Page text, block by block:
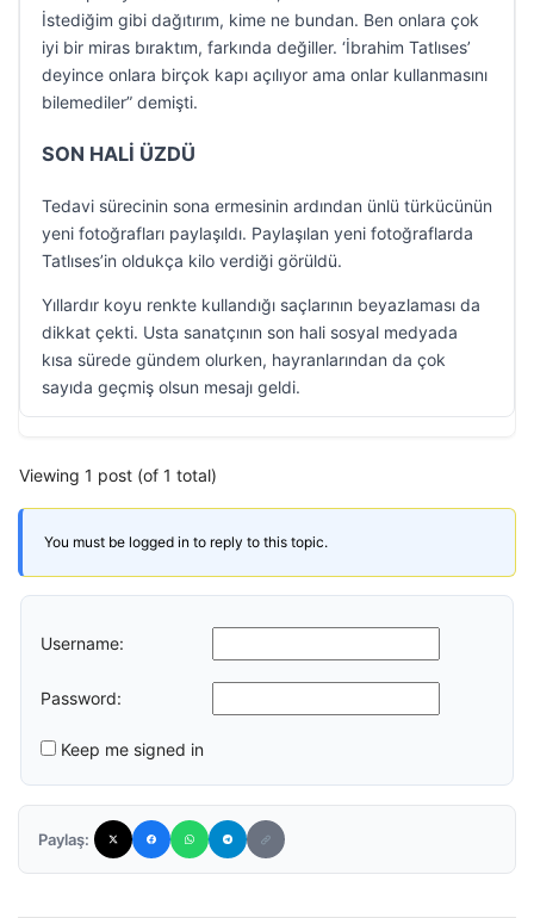
İstediğim gibi dağıtırım, kime ne bundan. Ben onlara çok
iyi bir miras bıraktım, farkında değiller. ‘İbrahim Tatlıses’
deyince onlara birçok kapı açılıyor ama onlar kullanmasını
bilemediler” demişti.
SON HALİ ÜZDÜ
Tedavi sürecinin sona ermesinin ardından ünlü türkücünün
yeni fotoğrafları paylaşıldı. Paylaşılan yeni fotoğraflarda
Tatlıses’in oldukça kilo verdiği görüldü.
Yıllardır koyu renkte kullandığı saçlarının beyazlaması da
dikkat çekti. Usta sanatçının son hali sosyal medyada
kısa sürede gündem olurken, hayranlarından da çok
sayıda geçmiş olsun mesajı geldi.
Viewing 1 post (of 1 total)
You must be logged in to reply to this topic.
Username:
Password:
Keep me signed in
Paylaş: